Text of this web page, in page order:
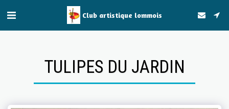
Club artistique lommois
TULIPES DU JARDIN